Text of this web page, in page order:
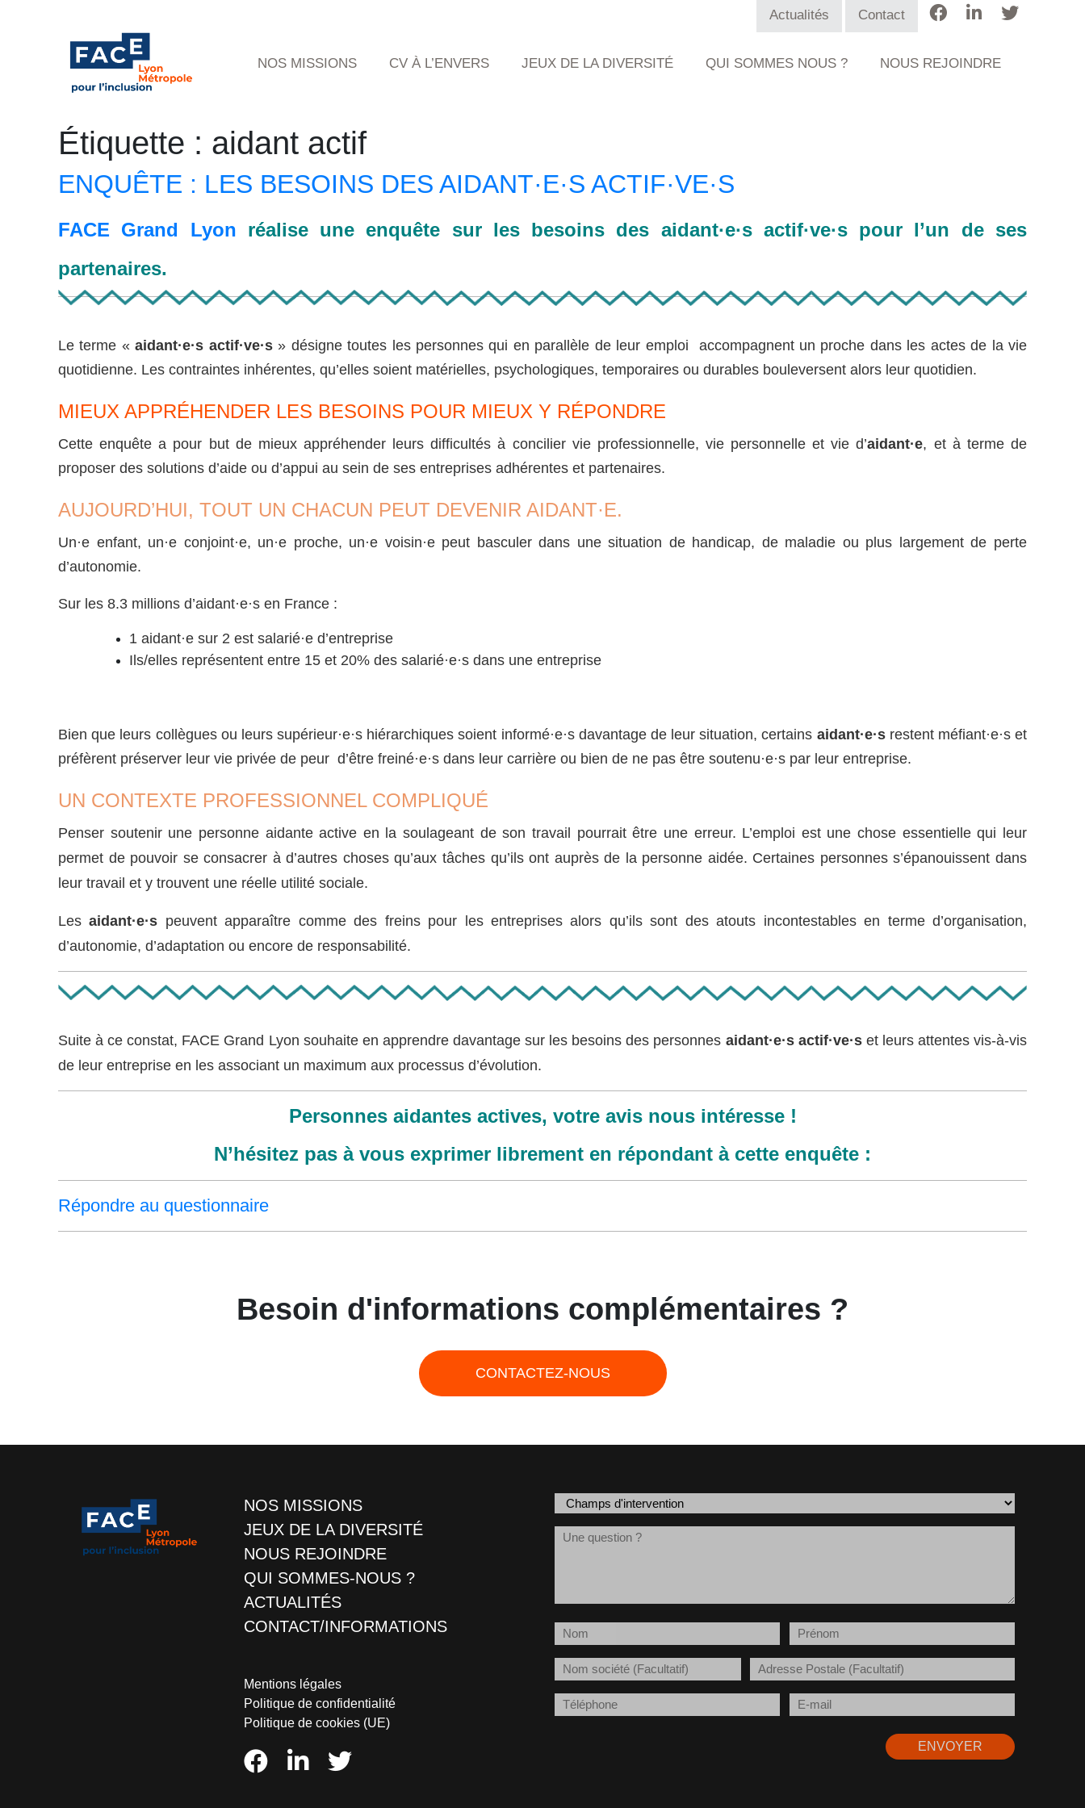
Actualités Contact
NOS MISSIONS CV À L’ENVERS JEUX DE LA DIVERSITÉ QUI SOMMES NOUS ? NOUS REJOINDRE
Étiquette : aidant actif
ENQUÊTE : LES BESOINS DES AIDANT·E·S ACTIF·VE·S
FACE Grand Lyon réalise une enquête sur les besoins des aidant·e·s actif·ve·s pour l’un de ses
partenaires.
Le terme «aidant·e·s actif·ve·s» désigne toutes les personnes qui en parallèle de leur emploi accompagnent un proche dans les actes de la vie
quotidienne. Les contraintes inhérentes, qu’elles soient matérielles, psychologiques, temporaires ou durables bouleversent alors leur quotidien.
MIEUX APPRÉHENDER LES BESOINS POUR MIEUX Y RÉPONDRE
Cette enquête a pour but de mieux appréhender leurs difficultés à concilier vie professionnelle, vie personnelle et vie d’aidant·e, et à terme de
proposer des solutions d’aide ou d’appui au sein de ses entreprises adhérentes et partenaires.
AUJOURD’HUI, TOUT UN CHACUN PEUT DEVENIR AIDANT·E.
Un·e enfant, un·e conjoint·e, un·e proche, un·e voisin·e peut basculer dans une situation de handicap, de maladie ou plus largement de perte
d’autonomie.
Sur les 8.3 millions d’aidant·e·s en France :
1 aidant·e sur 2 est salarié·e d’entreprise
Ils/elles représentent entre 15 et 20% des salarié·e·s dans une entreprise
Bien que leurs collègues ou leurs supérieur·e·s hiérarchiques soient informé·e·s davantage de leur situation, certains aidant·e·srestent méfiant·e·s et
préfèrent préserver leur vie privée de peur d’être freiné·e·s dans leur carrière ou bien de ne pas être soutenu·e·s par leur entreprise.
UN CONTEXTE PROFESSIONNEL COMPLIQUÉ
Penser soutenir une personne aidante active en la soulageant de son travail pourrait être une erreur. L’emploi est une chose essentielle qui leur
permet de pouvoir se consacrer à d’autres chosesqu’aux tâches qu’ils ont auprès de la personne aidée. Certaines personnes s’épanouissent dans
leur travail et y trouvent une réelle utilité sociale.
Lesaidant·e·s peuvent apparaître comme des freins pour les entreprises alors qu’ils sont des atouts incontestables en terme d’organisation,
d’autonomie, d’adaptation ou encore de responsabilité.
Suite à ce constat, FACE Grand Lyon souhaite en apprendre davantage sur les besoins des personnes aidant·e·s actif·ve·set leurs attentes vis-à-vis
de leur entreprise en les associant un maximum aux processus d’évolution.
Personnes aidantes actives, votre avis nous intéresse !
N’hésitez pas à vous exprimer librement en répondant à cette enquête :
Répondre au questionnaire
Besoin d'informations complémentaires ?
CONTACTEZ-NOUS
NOS MISSIONS
JEUX DE LA DIVERSITÉ
NOUS REJOINDRE
QUI SOMMES-NOUS ?
ACTUALITÉS
CONTACT/INFORMATIONS
Mentions légales
Politique de confidentialité
Politique de cookies (UE)
Champs
Message
Nom Prénom
Société
Adresse
Téléphone
E-